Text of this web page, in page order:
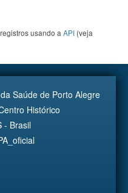
usando a API (veja
Saúde de Porto Alegre
Histórico
- Brasil